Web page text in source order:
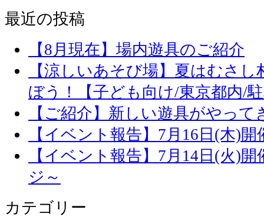
最近の投稿
【8月現在】場内遊具のご紹介
【涼しいあそび場】夏はむさ
ぼう！【子ども向け/東京都内/
【ご紹介】新しい遊具がやって
【イベント報告】7月16日(木)
【イベント報告】7月14日(火)
ジ～
カテゴリー